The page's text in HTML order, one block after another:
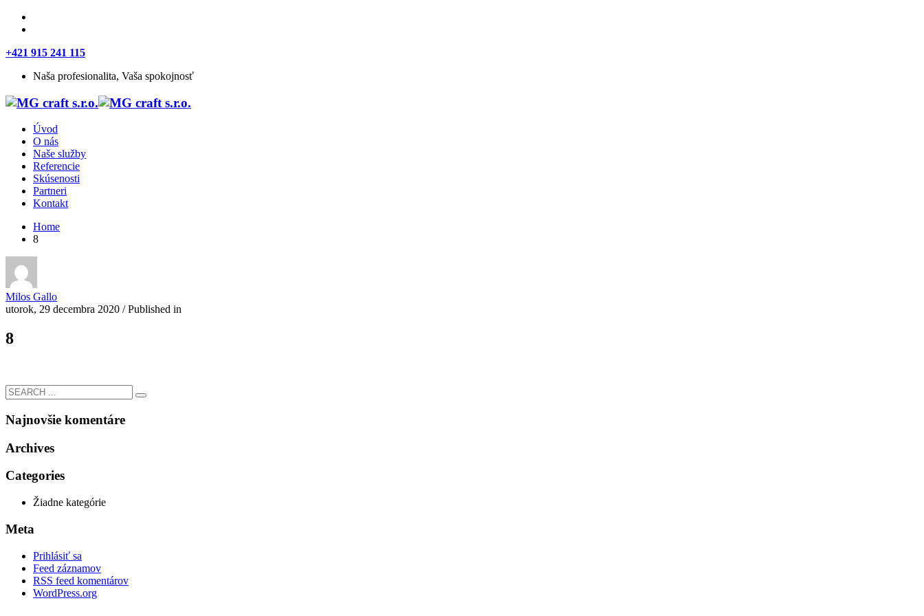
+421 915 241 115
Naša profesionalita, Vaša spokojnosť
Úvod
O nás
Naše služby
Referencie
Skúsenosti
Partneri
Kontakt
Home
8
Milos Gallo
utorok, 29 decembra 2020 /Published in
8
Najnovšie komentáre
Archives
Categories
Žiadne kategórie
Meta
Prihlásiť sa
Feed záznamov
RSS feed komentárov
WordPress.org